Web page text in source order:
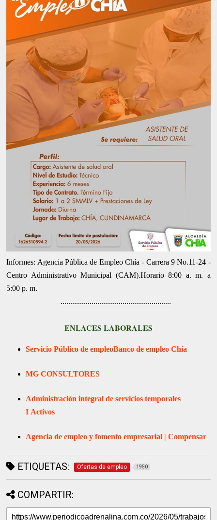
Informes: Agencia Pública de Empleo Chía - Carrera 9 No.11-24 -
Centro Administrativo Municipal (CAM).Horario 8:00 a. m. a
5:00 p. m.
.........................................................
ENLACES LABORALES
Servicio Público de empleoBanco de empleo Chía
MG CONSULTORES
Administración integral de servicios temporales
I Activos
Agencia de empleo y fomento empresarial | Compensar
ETIQUETAS: Ofertas de empleo 1950
COMPARTIR: